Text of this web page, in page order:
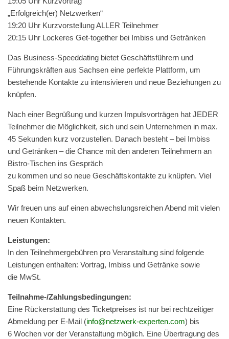
„Erfolgreich(er) Netzwerken“
19:20 Uhr Kurzvorstel­lung ALLER Teilnehmer
20:15 Uhr Lock­eres Get-togeth­er bei Imbiss und Getränken
Das Busi­ness-Speed­dat­ing bietet Geschäfts­führern und
Führungskräften aus Sach­sen eine per­fek­te Plat­tform, um
beste­hende Kon­tak­te zu inten­sivieren und neue Beziehun­gen zu
knüpfen.
Nach ein­er Begrüßung und kurzen Impulsvorträ­gen hat JEDER
Teil­nehmer die Möglichkeit, sich und sein Unternehmen in max.
45 Sekun­den kurz vorzustellen. Danach beste­ht – bei Imbiss
und Getränken – die Chance mit den anderen Teil­nehmern an
Bistro-Tis­chen ins Gespräch
zu kom­men und so neue Geschäft­skon­tak­te zu knüpfen. Viel
Spaß beim Netzwerken.
Wir freuen uns auf einen abwech­slungsre­ichen Abend mit vie­len
neuen Kontakten.
Leis­tun­gen:
In den Teil­nehmerge­bühren pro Ver­anstal­tung sind fol­gende
Leis­tun­gen enthal­ten: Vor­trag, Imbiss und Getränke sowie
die MwSt.
Teil­nahme-/Zahlungs­be­din­gun­gen:
Eine Rück­er­stat­tung des Tick­et­preis­es ist nur bei rechtzeit­iger
Abmel­dung per E‑Mail (info@netzwerk-experten.com) bis
6 Wochen vor der Ver­anstal­tung möglich. Eine Über­tra­gung des